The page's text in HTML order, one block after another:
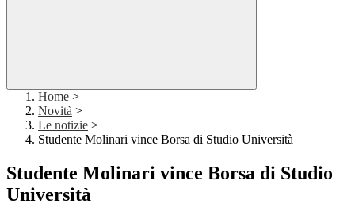
Home >
Novità >
Le notizie >
Studente Molinari vince Borsa di Studio Università
Studente Molinari vince Borsa di Studio
Università